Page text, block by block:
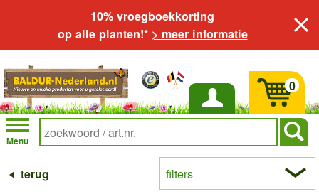
10% vroegboekkorting
op alle planten!* > meer informatie
Inloggen
Menu
0
terug filters